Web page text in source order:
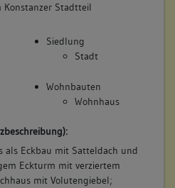
Stadtteil
Siedlung
Stadt
Wohnbauten
Wohnhaus
als Eckbau mit Satteldach und
Eckturm mit verziertem
mit Volutengiebel;